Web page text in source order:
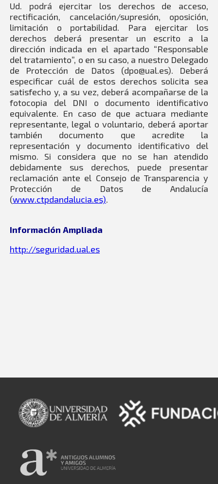
Ud. podrá ejercitar los derechos de acceso,
rectificación, cancelación/supresión, oposición,
limitación o portabilidad. Para ejercitar los
derechos deberá presentar un escrito a la
dirección indicada en el apartado “Responsable
del tratamiento”, o en su caso, a nuestro Delegado
de Protección de Datos (dpo@ual.es). Deberá
especificar cuál de estos derechos solicita sea
satisfecho y, a su vez, deberá acompañarse de la
fotocopia del DNI o documento identificativo
equivalente. En caso de que actuara mediante
representante, legal o voluntario, deberá aportar
también documento que acredite la
representación y documento identificativo del
mismo. Si considera que no se han atendido
debidamente sus derechos, puede presentar
reclamación ante el Consejo de Transparencia y
Protección de Datos de Andalucía
(www.ctpdandalucia.es).
Información Ampliada
http://seguridad.ual.es